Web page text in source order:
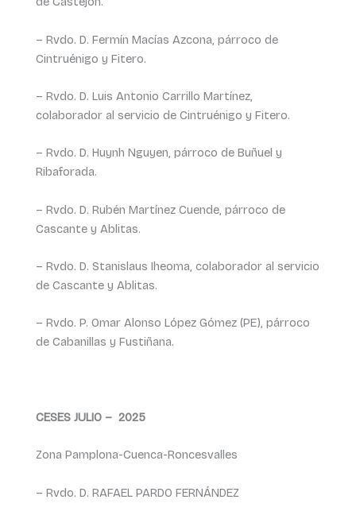
– Rvdo. D. Fermín Macías Azcona, párroco de
Cintruénigo y Fitero.
– Rvdo. D. Luis Antonio Carrillo Martínez,
colaborador al servicio de Cintruénigo y Fitero.
– Rvdo. D. Huynh Nguyen, párroco de Buñuel y
Ribaforada.
– Rvdo. D. Rubén Martínez Cuende, párroco de
Cascante y Ablitas.
– Rvdo. D. Stanislaus Iheoma, colaborador al servicio
de Cascante y Ablitas.
– Rvdo. P. Omar Alonso López Gómez (PE), párroco
de Cabanillas y Fustiñana.
CESES JULIO – 2025
Zona Pamplona-Cuenca-Roncesvalles
– Rvdo. D. RAFAEL PARDO FERNÁNDEZ